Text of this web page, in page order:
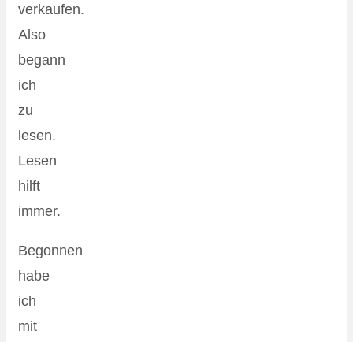
verkaufen.
Also
begann
ich
zu
lesen.
Lesen
hilft
immer.
Begonnen
habe
ich
mit